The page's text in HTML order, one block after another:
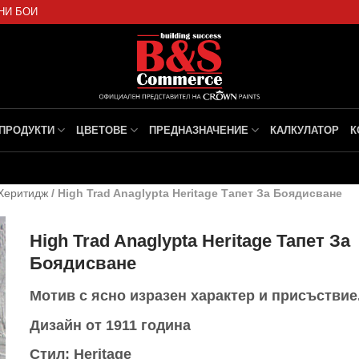
БОИ
ЦВЕТОВЕ ПРЕДНАЗНАЧЕНИЕ КАЛКУЛАТОР
/ High Trad Anaglypta Heritage Тапет За Боядисване
High Trad Anaglypta Heritage Тапет За
Боядисване
Мотив с ясно изразен характер и
Дизайн от 1911 година
Стил: Heritage